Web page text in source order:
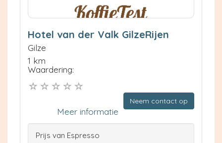
Hotel van der Valk GilzeRijen
Gilze
1 km
Waardering:
Neem contact op
Meer informatie
Prijs van Espresso